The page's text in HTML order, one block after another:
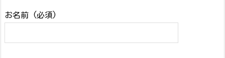
お名前 (必須)